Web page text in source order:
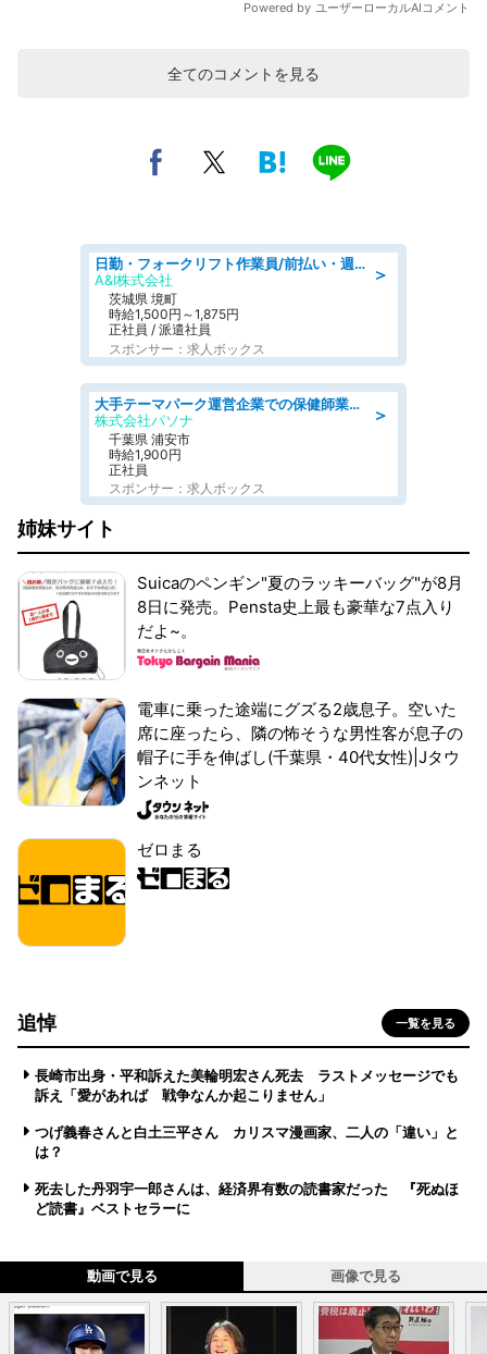
全てのコメントを見る
＞
日勤・フォークリフト作業員/前払い・週払い制度あり/長期安定/有給とりやすい/環境充実
A&I株式会社
茨城県 境町
時給1,500円～1,875円
正社員 / 派遣社員
スポンサー：求人ボックス
＞
大手テーマパーク運営企業での保健師業務/シフト/要資格:保健師
株式会社パソナ
千葉県 浦安市
時給1,900円
正社員
スポンサー：求人ボックス
姉妹サイト
Suicaのペンギン"夏のラッキーバッグ"が8月
8日に発売。Pensta史上最も豪華な7点入り
だよ~。
電車に乗った途端にグズる2歳息子。空いた
席に座ったら、隣の怖そうな男性客が息子の
帽子に手を伸ばし(千葉県・40代女性)|Jタウ
ンネット
ゼロまる
追悼 一覧を見る
長崎市出身・平和訴えた美輪明宏さん死去 ラストメッセージでも
訴え「愛があれば 戦争なんか起こりません」
つげ義春さんと白土三平さん カリスマ漫画家、二人の「違い」と
は？
死去した丹羽宇一郎さんは、経済界有数の読書家だった 『死ぬほ
ど読書』ベストセラーに
動画で見る 画像で見る